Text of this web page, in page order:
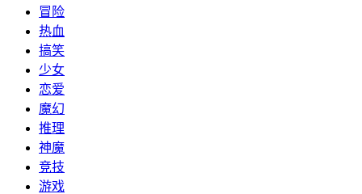
冒险
热血
搞笑
少女
恋爱
魔幻
推理
神魔
竞技
游戏